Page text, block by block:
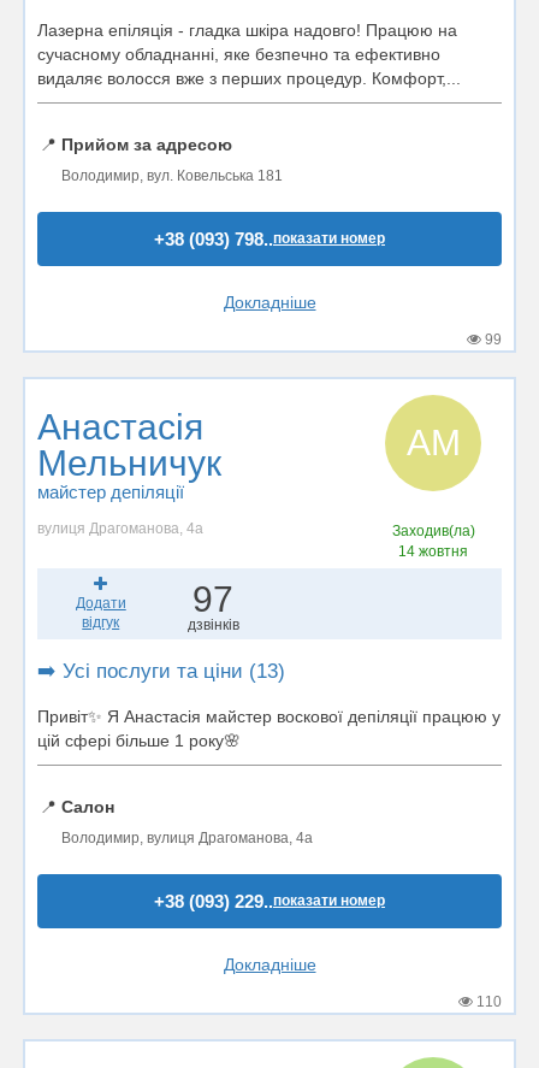
Лазерна епіляція - гладка шкіра надовго! Працюю на
сучасному обладнанні, яке безпечно та ефективно
видаляє волосся вже з перших процедур. Комфорт,...
📍 Прийом за адресою
Володимир, вул. Ковельська 181
+38 (093) 798..показати номер
Докладніше
99
Анастасія
Мельничук
майстер депіляції
АМ
вулиця Драгоманова, 4а
Заходив(ла)
14 жовтня
Додати
відгук
97
дзвінків
➡️ Усі послуги та ціни (13)
Привіт✨ Я Анастасія майстер воскової депіляції працюю у
цій сфері більше 1 року🌸
📍 Салон
Володимир, вулиця Драгоманова, 4а
+38 (093) 229..показати номер
Докладніше
110